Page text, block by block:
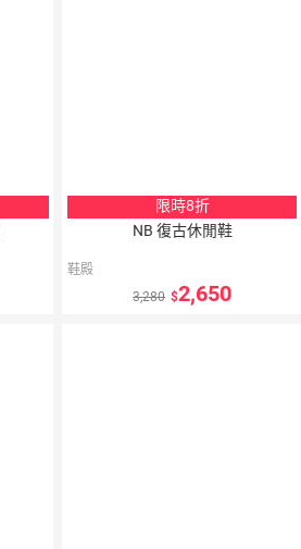
限時8折
NB 復古休閒鞋
鞋殿
3,280
2,650